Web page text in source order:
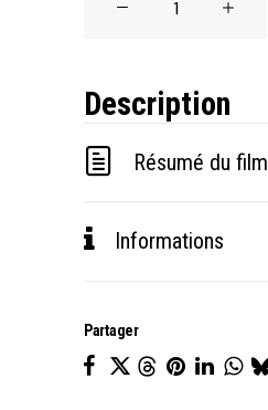
Légende
de
Terre
Description
Résumé du film
Informations
Partager